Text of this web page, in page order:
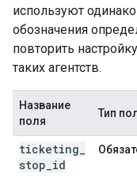
используют
обозначения
повторить
таких агентств.
Название
поля
Тип
ticketing
stop id